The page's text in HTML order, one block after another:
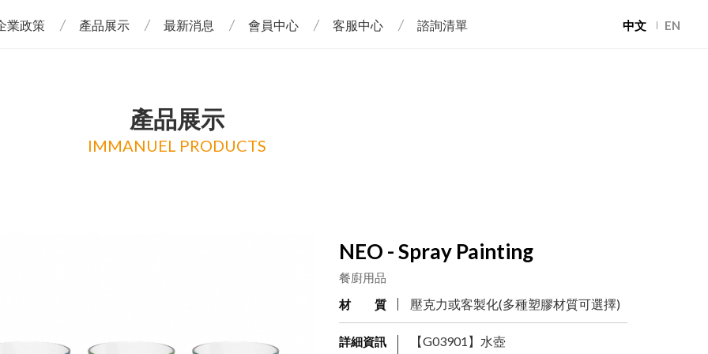
中文 EN
業政策 產品展示 最新消息 會員中心 客服中心 諮詢清單
產品展示
IMMANUEL PRODUCTS
NEO - Spray Painting
餐廚用品
材 質
壓克力或客製化(多種塑膠材質可選擇)
詳細資訊
【G03901】水壺